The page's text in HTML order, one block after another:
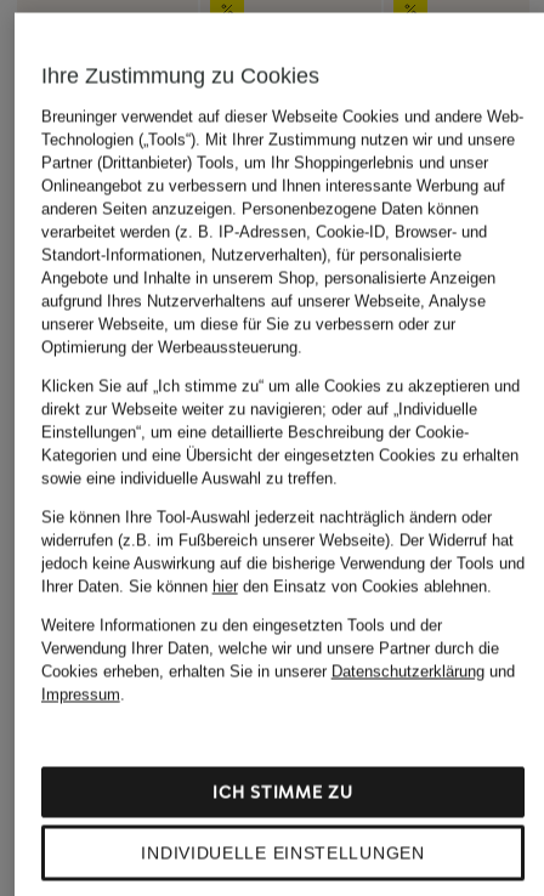
LACOSTE
T-Shirt NORSBRO
55,99 €
Ursprünglich:65 €
T-Shirt ORBIT
Ursprünglich:
Ihre Zustimmung zu Cookies
Breuninger verwendet auf dieser Webseite Cookies und andere Web-
Technologien („Tools“). Mit Ihrer Zustimmung nutzen wir und unsere
Partner (Drittanbieter) Tools, um Ihr Shoppingerlebnis und unser
Onlineangebot zu verbessern und Ihnen interessante Werbung auf
anderen Seiten anzuzeigen. Personenbezogene Daten können
verarbeitet werden (z. B. IP-Adressen, Cookie-ID, Browser- und
Standort-Informationen, Nutzerverhalten), für personalisierte
Angebote und Inhalte in unserem Shop, personalisierte Anzeigen
aufgrund Ihres Nutzerverhaltens auf unserer Webseite, Analyse
unserer Webseite, um diese für Sie zu verbessern oder zur
Optimierung der Werbeaussteuerung.
Klicken Sie auf „Ich stimme zu“ um alle Cookies zu akzeptieren und
direkt zur Webseite weiter zu navigieren; oder auf „Individuelle
Einstellungen“, um eine detaillierte Beschreibung der Cookie-
Kategorien und eine Übersicht der eingesetzten Cookies zu erhalten
sowie eine individuelle Auswahl zu treffen.
Sie können Ihre Tool-Auswahl jederzeit nachträglich ändern oder
widerrufen (z.B. im Fußbereich unserer Webseite). Der Widerruf hat
jedoch keine Auswirkung auf die bisherige Verwendung der Tools und
Ihrer Daten. Sie können hierden Einsatz von Cookies ablehnen.
Weitere Informationen zu den eingesetzten Tools und der
Verwendung Ihrer Daten, welche wir und unsere Partner durch die
Cookies erheben, erhalten Sie in unserer Datenschutzerklärungund
Impressum.
INDIVIDUELLE EINSTELLUNGEN
ICH STIMME ZU